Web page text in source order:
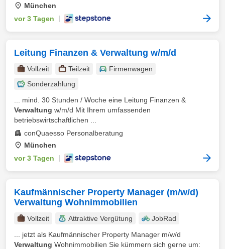
München
vor 3 Tagen
Leitung Finanzen & Verwaltung w/m/d
Vollzeit Teilzeit
Firmenwagen
Sonderzahlung
... mind. 30 Stunden / Woche eine Leitung Finanzen &
Verwaltung w/m/d Mit Ihrem umfassenden
betriebswirtschaftlichen ...
conQuaesso Personalberatung
München
vor 3 Tagen
Kaufmännischer Property Manager (m/w/d)
Verwaltung Wohnimmobilien
Vollzeit Attraktive Vergütung
JobRad
... jetzt als Kaufmännischer Property Manager m/w/d
Verwaltung Wohnimmobilien Sie kümmern sich gerne um: